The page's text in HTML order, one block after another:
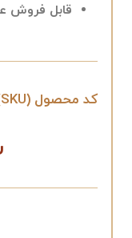
قابل فروش
کد محصول (SKU)